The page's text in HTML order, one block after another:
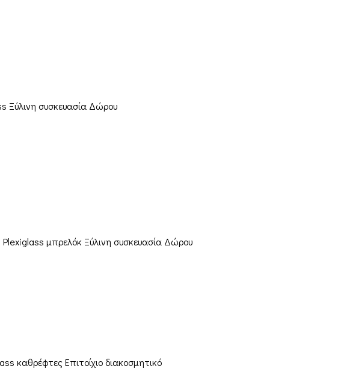
Ξύλινη συσκευασία Δώρου
μπρελόκ Ξύλινη συσκευασία Δώρου
καθρέφτες Επιτοίχιο διακοσμητικό